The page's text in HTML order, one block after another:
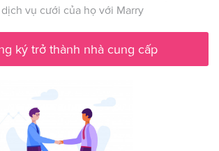
Tháp Dịch vụ cưới tại Gia Lai
Dịch vụ cưới tại Hà Nam
Dịch vụ cưới tại Hà Tĩnh
Giang Dịch vụ cưới tại Hòa Bình
Yên Dịch vụ cưới tại Khánh Hòa
vụ cưới của họ với Marry
ký trở thành nhà cung cấp